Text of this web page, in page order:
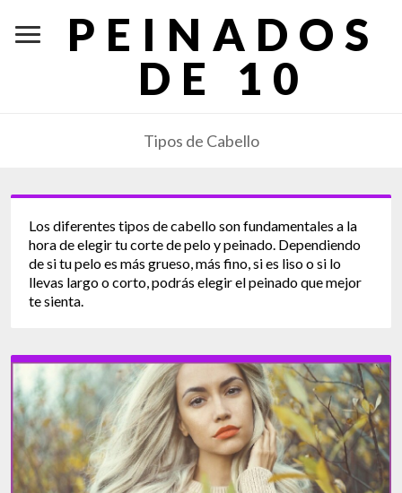
PEINADOS
DE 10
Tipos de Cabello
Los diferentes tipos de cabello son fundamentales a la
hora de elegir tu corte de pelo y peinado. Dependiendo
de si tu pelo es más grueso, más fino, si es liso o si lo
llevas largo o corto, podrás elegir el peinado que mejor
te sienta.